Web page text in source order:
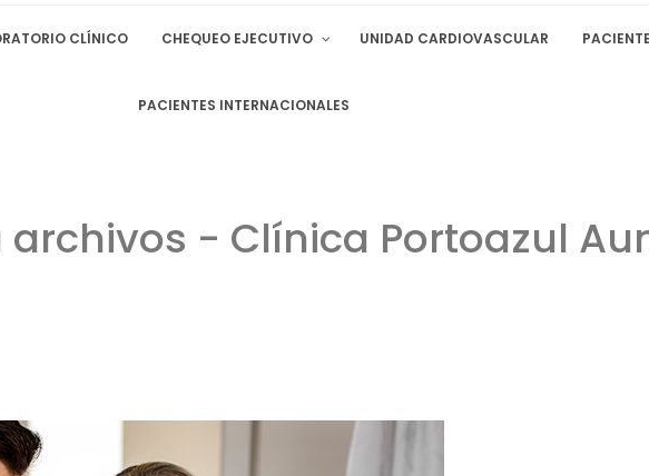
CLÍNICO CHEQUEO EJECUTIVO UNIDAD CARDIOVASCULAR
PACIENTES INTERNACIONALES
- Clínica Portoazul